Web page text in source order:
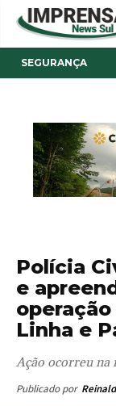
SEGURANÇA
Polícia
e
Linha e
Ação ocorreu na
Publicado por